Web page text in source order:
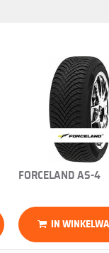
FORCELAND AS-4
IN